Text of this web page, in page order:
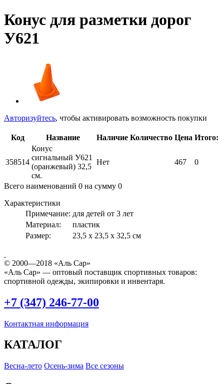
Конус для разметки дорог
У621
Авторизуйтесь, чтобы активировать возможность покупки
Код Название Наличие Количество Цена Итого:
358514
Конус
сигнальный У621
(оранжевый) 32,5
см.
Нет 467 0
Всего наименований 0 на сумму 0
Характеристики
Примечание: для детей от 3 лет
Материал:
пластик
Размер:
23,5 х 23,5 х 32,5 см
© 2000—2018 «Аль Сар»
«Аль Сар» — оптовый поставщик спортивных товаров:
спортивной одежды, экипировки и инвентаря.
+7 (347) 246-77-00
Контактная информация
КАТАЛОГ
Весна-лето Осень-зима Все сезоны